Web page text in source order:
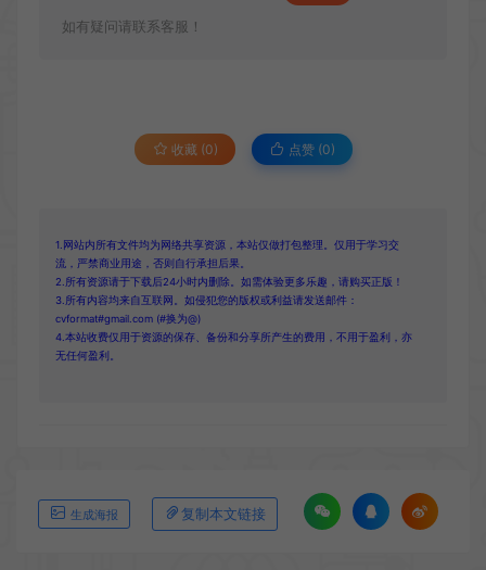
如有疑问请联系客服！
收藏 (0) 点赞 (0)
1.网站内所有文件均为网络共享资源，本站仅做打包整理。仅用于学习交
流，严禁商业用途，否则自行承担后果。
2.所有资源请于下载后24小时内删除。如需体验更多乐趣，请购买正版！
3.所有内容均来自互联网。如侵犯您的版权或利益请发送邮件：
cvformat#gmail.com (#换为@)
4.本站收费仅用于资源的保存、备份和分享所产生的费用，不用于盈利，亦
无任何盈利。
生成海报 复制本文链接